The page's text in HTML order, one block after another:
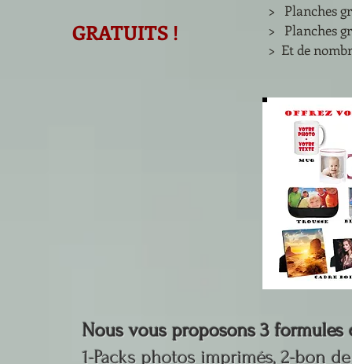
GRATUITS !
​> Planches
​> Planches
​> Et de
Nous vous proposons 3
1-Packs photos imprimés, 2-bon